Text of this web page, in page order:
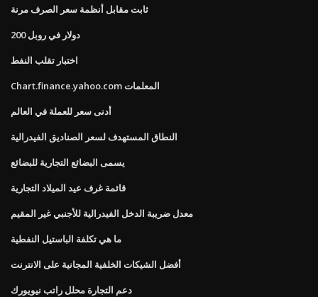
ثابت مقابل أنظمة سعر الصرف مرنة
200 دولار في روبل
اختبار تقلب النفط
Chart.finance.yahoo.com المعلمات
أدنى سعر للعملة في العالم
النطاق المستهدف لسعر الصناديق الفيدرالية
يسمى البضائع التجارية للبضائع
قائمة غرف عيد الميلاد التجارية
معدل ضريبة الدخل الفيدرالية للأجنبي غير المقيم
ما هي تكلفة الباستيل النفطية
أفضل الشيكات الخلفية المجانية على الانترنت
دعم التجارة محلل راتب نيويورك